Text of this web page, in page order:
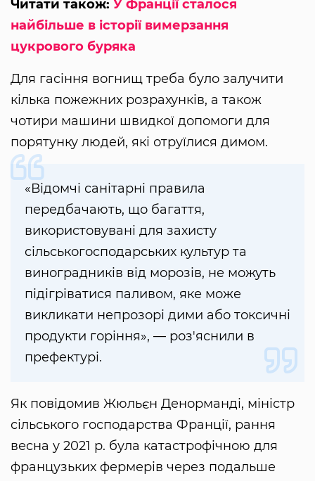
Читати також: У Франції сталося
найбільше в історії вимерзання
цукрового буряка
Для гасіння вогнищ треба було залучити
кілька пожежних розрахунків, а також
чотири машини швидкої допомоги для
порятунку людей, які отруїлися димом.
«Відомчі санітарні правила
передбачають, що багаття,
використовувані для захисту
сільськогосподарських культур та
виноградників від морозів, не можуть
підігріватися паливом, яке може
викликати непрозорі дими або токсичні
продукти горіння», — роз'яснили в
префектурі.
Як повідомив Жюльєн Денорманді, міністр
сільського господарства Франції, рання
весна у 2021 р. була катастрофічною для
французьких фермерів через подальше